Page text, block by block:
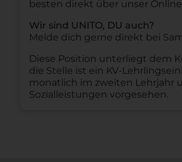
besten direkt über unser
Wir sind UNITO, DU auch?
Melde dich gerne direkt bei
Diese Position unterliegt dem
die Stelle ist ein KV-
monatlich im zweiten Lehrjahr
Sozialleistungen vorgesehen.